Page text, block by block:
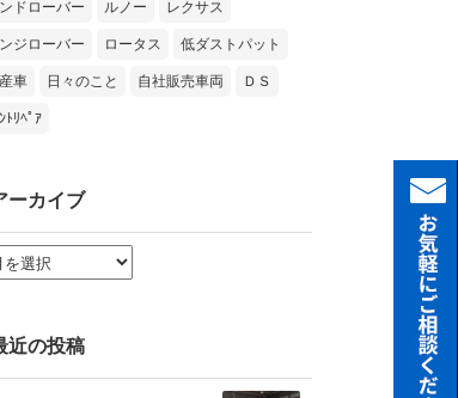
ドローバー ルノー レクサス
ジローバー ロータス 低ダストパット
車 日々のこと 自社販売車両 ＤＳ
ﾄﾘﾍﾟｱ
ーカイブ
近の投稿